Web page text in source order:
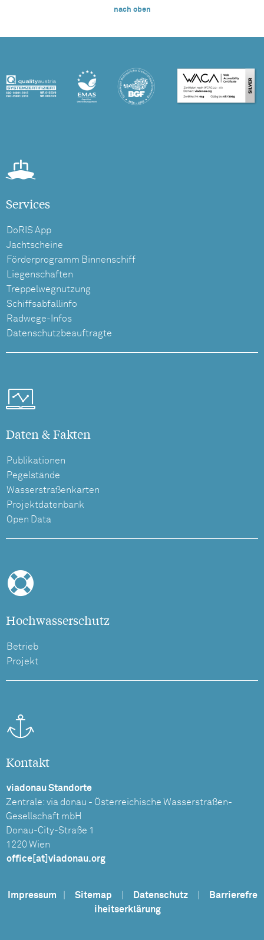
nach oben
Services
DoRIS App
Jachtscheine
Förderprogramm Binnenschiff
Liegenschaften
Treppelwegnutzung
Schiffsabfallinfo
Radwege-Infos
Datenschutzbeauftragte
Daten & Fakten
Publikationen
Pegelstände
Wasserstraßenkarten
Projektdatenbank
Open Data
Hochwasserschutz
Betrieb
Projekt
Kontakt
viadonau Standorte
Zentrale: via donau - Österreichische Wasserstraßen-
Gesellschaft mbH
Donau-City-Straße 1
1220 Wien
office[at]viadonau.org
Impressum Sitemap Datenschutz
Barrierefre
iheitserklärung